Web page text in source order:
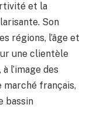
et la
Son
régions, l’âge et
une clientèle
l’image des
marché français,
bassin